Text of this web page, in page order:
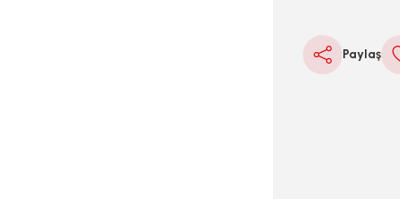
Paylaş